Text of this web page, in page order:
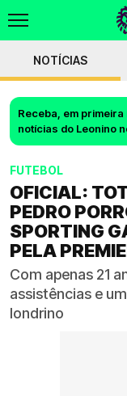
NOTÍCIAS
Receba, em
notícias do Leonino
FUTEBOL
OFICIAL:
PEDRO
SPORTING
PELA
Com apenas 21
assistências e
londrino